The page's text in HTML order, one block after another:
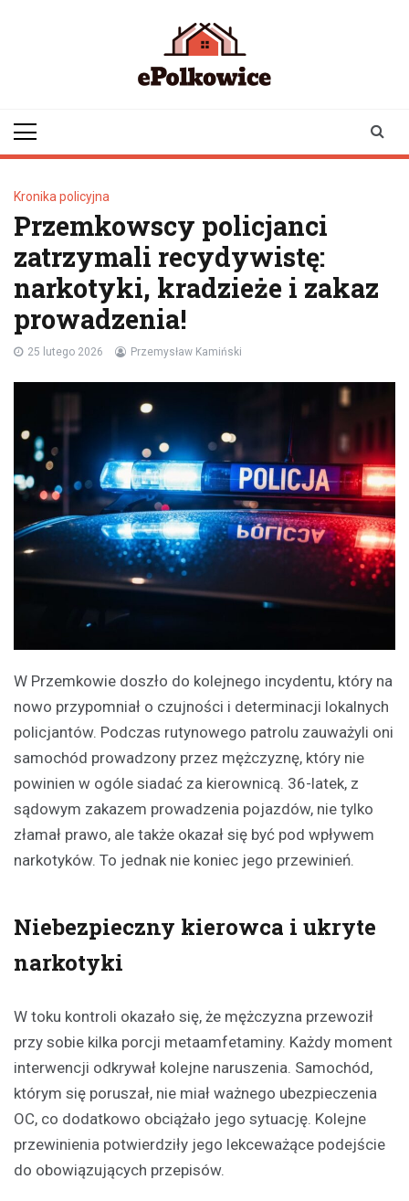
Kronika policyjna
Przemkowscy policjanci
zatrzymali recydywistę:
narkotyki, kradzieże i zakaz
prowadzenia!
25 lutego 2026 Przemysław Kamiński
W Przemkowie doszło do kolejnego incydentu, który na
nowo przypomniał o czujności i determinacji lokalnych
policjantów. Podczas rutynowego patrolu zauważyli oni
samochód prowadzony przez mężczyznę, który nie
powinien w ogóle siadać za kierownicą. 36-latek, z
sądowym zakazem prowadzenia pojazdów, nie tylko
złamał prawo, ale także okazał się być pod wpływem
narkotyków. To jednak nie koniec jego przewinień.
Niebezpieczny kierowca i ukryte
narkotyki
W toku kontroli okazało się, że mężczyzna przewoził
przy sobie kilka porcji metaamfetaminy. Każdy moment
interwencji odkrywał kolejne naruszenia. Samochód,
którym się poruszał, nie miał ważnego ubezpieczenia
OC, co dodatkowo obciążało jego sytuację. Kolejne
przewinienia potwierdziły jego lekceważące podejście
do obowiązujących przepisów.